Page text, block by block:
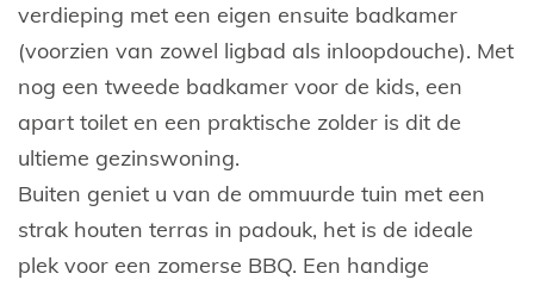
verdieping met een eigen ensuite badkamer
(voorzien van zowel ligbad als inloopdouche). Met
nog een tweede badkamer voor de kids, een
apart toilet en een praktische zolder is dit de
ultieme gezinswoning.
Buiten geniet u van de ommuurde tuin met een
strak houten terras in padouk, het is de ideale
plek voor een zomerse BBQ. Een handige